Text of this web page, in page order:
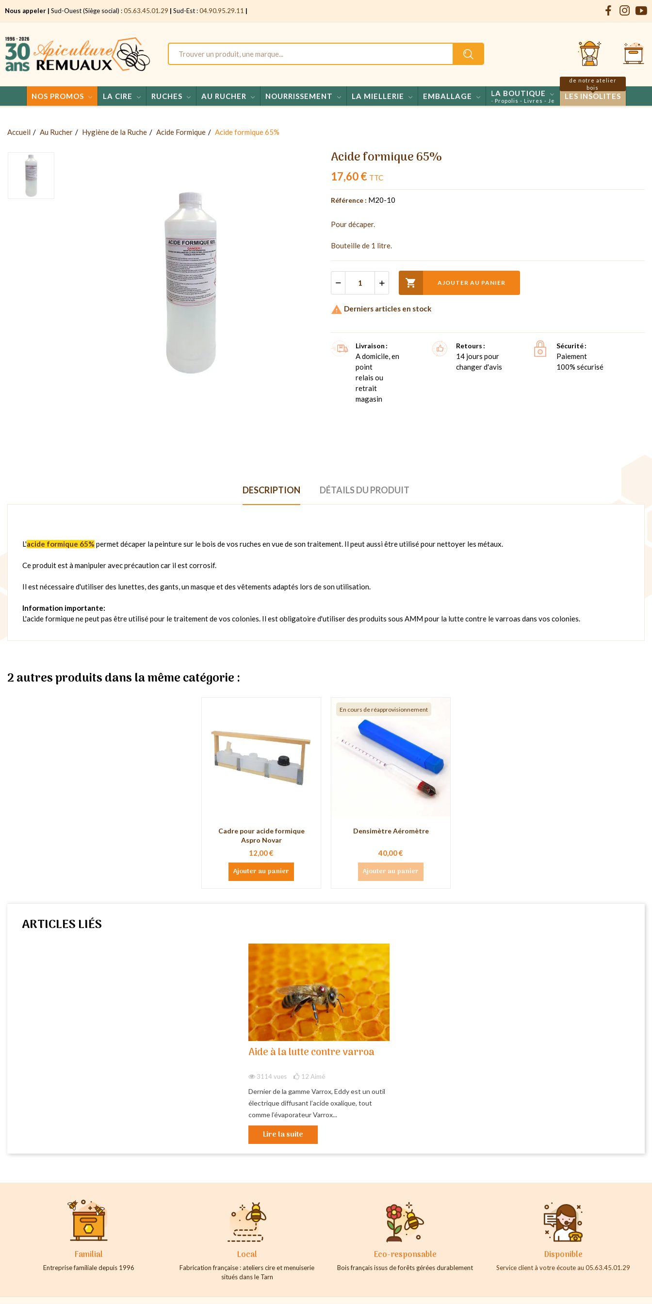
Nous appeler | Sud-Ouest (Siège social) :05.63.45.01.29 | Sud-Est :04.90.95.29.11 |
NOS PROMOS LA CIRE RUCHES AU RUCHER NOURRISSEMENT LA MIELLERIE EMBALLAGE LA BOUTIQUE
Miels - Confiseries - Propolis - Livres - Jeux
LES INSOLITES
de notre atelier
bois
Accueil Au Rucher Hygiène de la Ruche Acide Formique Acide formique 65%
Acide formique 65%
17,60 € TTC
Référence : M20-10
Pour décaper.
Bouteille de 1 litre.
 AJOUTER AU PANIER
 Derniers articles en stock
Livraison
A domicile, en
point
relais ou
retrait
magasin
Retours
14 jours pour
changer d'avis
Sécurité
Paiement
100% sécurisé
DESCRIPTION DÉTAILS DU PRODUIT
L'acide formique 65% permet décaper la peinture sur le bois de vos ruches en vue de son traitement. Il peut aussi être utilisé pour nettoyer les métaux.
Ce produit est à manipuler avec précaution car il est corrosif.
Il est nécessaire d'utiliser des lunettes, des gants, un masque et des vêtements adaptés lors de son utilisation.
Information importante:
L'acide formique ne peut pas être utilisé pour le traitement de vos colonies. Il est obligatoire d'utiliser des produits sous AMM pour la lutte contre le varroas dans vos colonies.
2 autres produits dans la même catégorie :
Cadre pour acide formique
Aspro Novar
12,00 €
Ajouter au panier
En cours de réapprovisionnement
Densimètre Aéromètre
40,00 €
Ajouter au panier
ARTICLES LIÉS
Aide à la lutte contre varroa
3114 vues 12 Aimé
Dernier de la gamme Varrox, Eddy est un outil
électrique diffusant l’acide oxalique, tout
comme l’évaporateur Varrox...
Lire la suite
Familial
Entreprise familiale depuis 1996
Local
Fabrication française : ateliers cire et menuiserie
situés dans le Tarn
Eco-responsable
Bois français issus de forêts gérées durablement
Disponible
Service client à votre écoute au 05.63.45.01.29